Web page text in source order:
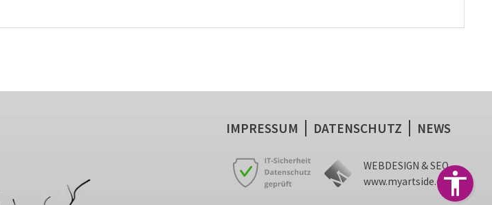
IMPRESSUM DATENSCHUTZ NEWS
WEBDESIGN & SEO
www.myartside.de